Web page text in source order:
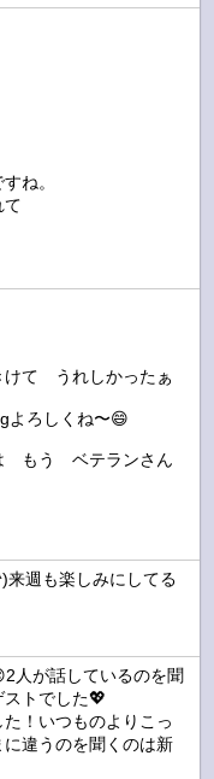
ね。
て
て うれしかったぁ
ろしくね〜😄
もう ベテランさん
来週も楽しみにしてる
人が話しているのを聞
トでした💖
！いつものよりこっ
違うのを聞くのは新